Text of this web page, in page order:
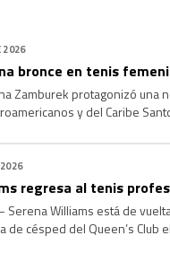
2026
bronce en tenis
Zamburek protagonizó
y del Caribe
regresa al tenis
Serena Williams está de
de césped del Queen’s